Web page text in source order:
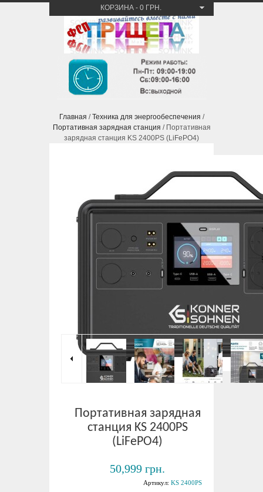
КОРЗИНА - 0 ГРН.
Главная /Техника для энергообеспечения /
Портативная зарядная станция / Портативная
зарядная станция KS 2400PS (LiFePO4)
Портативная зарядная
станция KS 2400PS
(LiFePO4)
50,999 грн.
Артикул: KS 2400PS